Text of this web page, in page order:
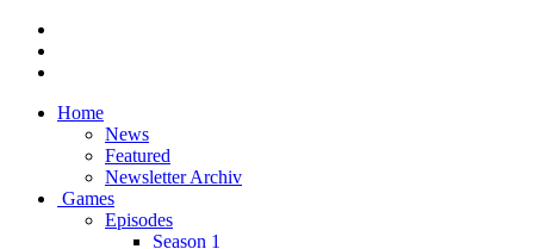
Home
News
Featured
Newsletter Archiv
Games
Episodes
Season 1